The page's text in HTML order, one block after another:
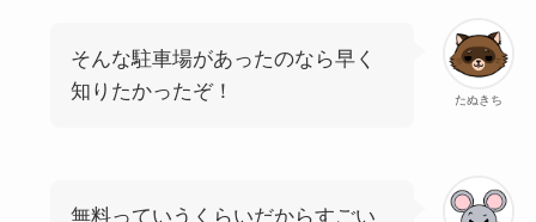
たぬきち
そんな駐車場があったのなら早く
知りたかったぞ！
無料っていうくらいだからすごい